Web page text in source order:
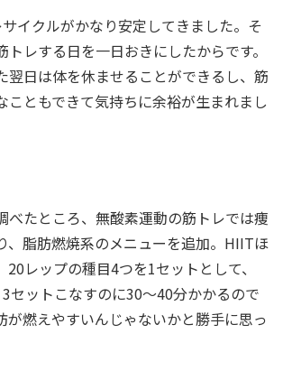
イクルがかなり安定してきました。そ
トレする日を一日おきにしたからです。
翌日は体を休ませることができるし、筋
こともできて気持ちに余裕が生まれまし
べたところ、無酸素運動の筋トレでは痩
、脂肪燃焼系のメニューを追加。HIITほ
20レップの種目4つを1セットとして、
セットこなすのに30～40分かかるので
が燃えやすいんじゃないかと勝手に思っ